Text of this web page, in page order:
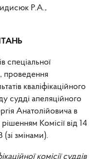
Р.А.,
спеціальної
проведення
кваліфікаційного
судді апеляційного
Анатолійовича в
Комісії від 14
змінами).
комісії суддів